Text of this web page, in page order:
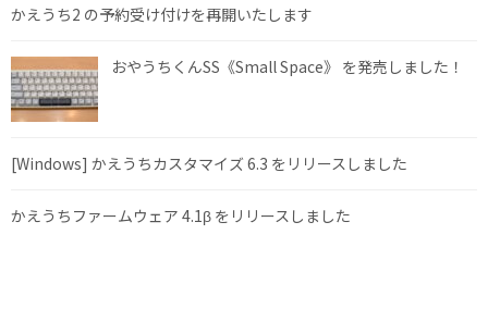
かえうち2 の予約受け付けを再開いたします
おやうちくんSS《Small Space》 を発売しました！
[Windows] かえうちカスタマイズ 6.3 をリリースしました
かえうちファームウェア 4.1β をリリースしました